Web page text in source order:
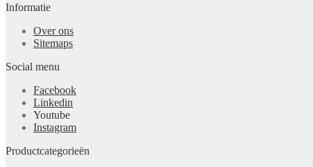
Informatie
Over ons
Sitemaps
Social menu
Facebook
Linkedin
Youtube
Instagram
Productcategorieën